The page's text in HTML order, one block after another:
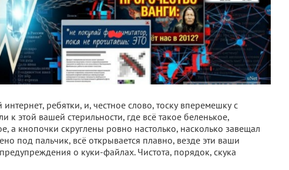
ребятки, и, честное слово, тоску вперемешку с
этой вашей стерильности, где всё такое беленькое,
а кнопочки скруглены ровно настолько, насколько завещал
под пальчик, всё открывается плавно, везде эти ваши
о куки-файлах. Чистота, порядок, скука